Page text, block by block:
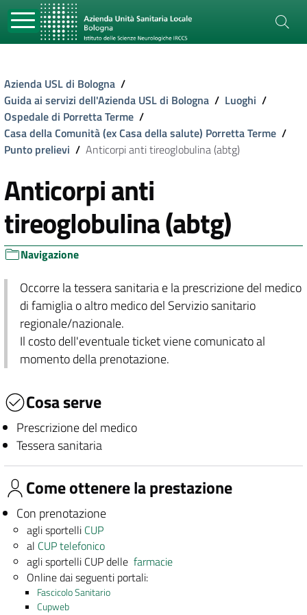
Azienda USL di Bologna /
Guida ai servizi dell'Azienda USL di Bologna / Luoghi /
Ospedale di Porretta Terme /
Casa della Comunità (ex Casa della salute) Porretta Terme /
Punto prelievi / Anticorpi anti tireoglobulina (abtg)
Anticorpi anti
tireoglobulina (abtg)
Navigazione
Occorre la tessera sanitaria e la prescrizione del medico
di famiglia o altro medico del Servizio sanitario
regionale/nazionale.
Il costo dell'eventuale ticket viene comunicato al
momento della prenotazione.
Cosa serve
Prescrizione del medico
Tessera sanitaria
Come ottenere la prestazione
Con prenotazione
agli sportelli CUP
al CUP telefonico
agli sportelli CUP dellefarmacie
Online dai seguenti portali:
Fascicolo Sanitario
Cupweb